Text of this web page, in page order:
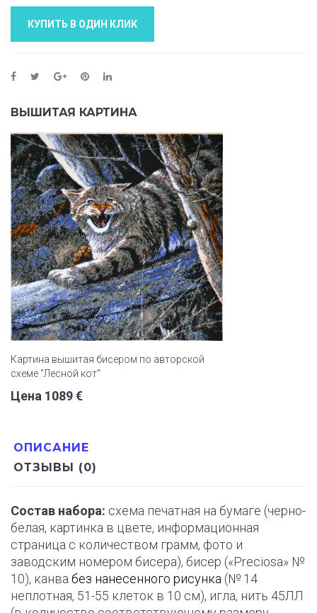
КУПИТЬ В ОДИН КЛИК
ОПИСАНИЕ
ОТЗЫВЫ (0)
Состав набора: схема печатная на бумаге (черно-
белая, картинка в цвете, информационная
страница с количеством грамм, фото и
заводским номером бисера), бисер («Preciosa» №
10), канва без нанесенного рисунка (№ 14
неплотная, 51-55 клеток в 10 см), игла, нить 45ЛЛ
ВЫШИТАЯ КАРТИНА
Картина вышитая бисером по авторской
схеме "Лесной кот"
Цена 1089 €